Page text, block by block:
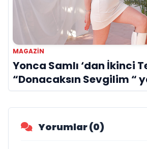
MAGAZİN
Yonca Samlı ‘dan İkinci
“Donacaksın Sevgilim “
Yorumlar (0)